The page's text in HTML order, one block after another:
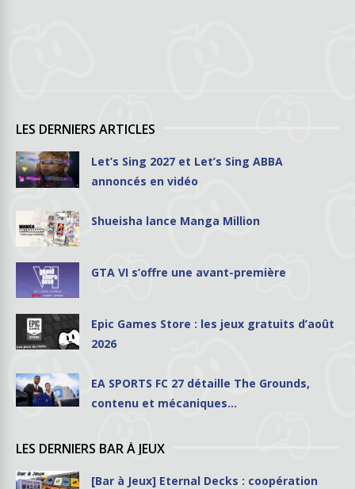
LES DERNIERS ARTICLES
Let’s Sing 2027 et Let’s Sing ABBA
annoncés en vidéo
Shueisha lance Manga Million
GTA VI s’offre une avant-première
Epic Games Store : les jeux gratuits d’août
2026
EA SPORTS FC 27 détaille The Grounds,
contenu et mécaniques…
LES DERNIERS BAR À JEUX
[Bar à Jeux] Eternal Decks : coopération